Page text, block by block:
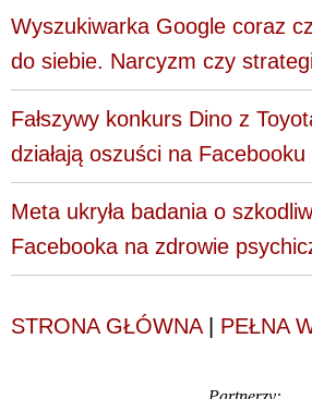
Wyszukiwarka Google coraz
do siebie. Narcyzm czy
Fałszywy konkurs Dino z
działają oszuści na Facebooku
Meta ukryła badania o
Facebooka na zdrowie
STRONA GŁÓWNA| PEŁNA